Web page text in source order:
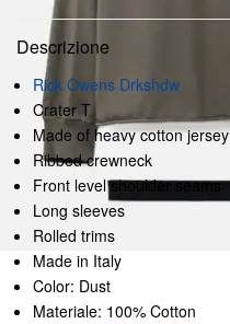
Descrizione
Rick Owens Drkshdw
Crater T
Made of heavy cotton jersey
Ribbed crewneck
Front level shoulder seams
Long sleeves
Rolled trims
Made in Italy
Color: Dust
Materiale: 100% Cotton